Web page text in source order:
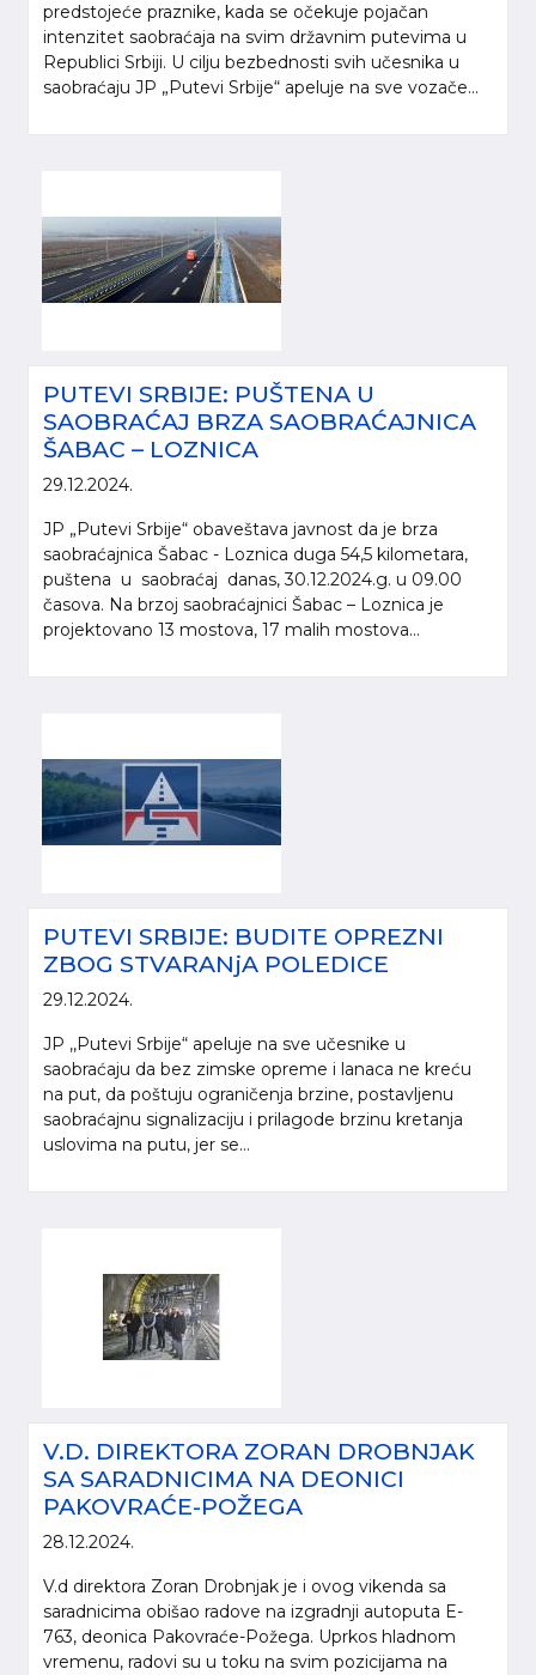
predstojeće praznike, kada se očekuje pojačan
intenzitet saobraćaja na svim državnim putevima u
Republici Srbiji. U cilju bezbednosti svih učesnika u
saobraćaju JP „Putevi Srbije“ apeluje na sve vozače...
PUTEVI SRBIJE: PUŠTENA U
SAOBRAĆAJ BRZA SAOBRAĆAJNICA
ŠABAC – LOZNICA
29.12.2024.
JP „Putevi Srbije“ obaveštava javnost da je brza
saobraćajnica Šabac - Loznica duga 54,5 kilometara,
puštena u saobraćaj danas, 30.12.2024.g. u 09.00
časova. Na brzoj saobraćajnici Šabac – Loznica je
projektovano 13 mostova, 17 malih mostova...
PUTEVI SRBIJE: BUDITE OPREZNI
ZBOG STVARANjA POLEDICE
29.12.2024.
JP ,,Putevi Srbije“ apeluje na sve učesnike u
saobraćaju da bez zimske opreme i lanaca ne kreću
na put, da poštuju ograničenja brzine, postavljenu
saobraćajnu signalizaciju i prilagode brzinu kretanja
uslovima na putu, jer se...
V.D. DIREKTORA ZORAN DROBNJAK
SA SARADNICIMA NA DEONICI
PAKOVRAĆE-POŽEGA
28.12.2024.
V.d direktora Zoran Drobnjak je i ovog vikenda sa
saradnicima obišao radove na izgradnji autoputa E-
763, deonica Pakovraće-Požega. Uprkos hladnom
vremenu, radovi su u toku na svim pozicijama na